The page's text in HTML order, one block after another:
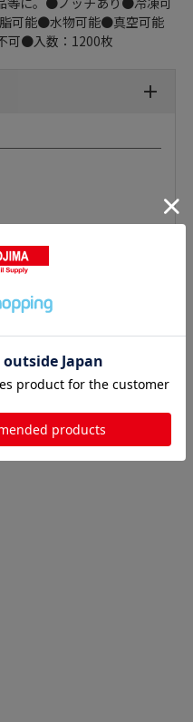
可能●水物可能●真空可能
可●入数：1200枚
の人気商品との比較